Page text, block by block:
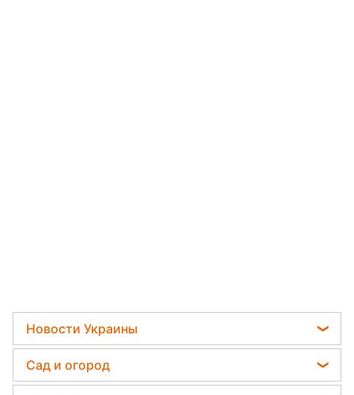
Новости Украины
Пенсии в Украине
Мобилизация
Сад и огород